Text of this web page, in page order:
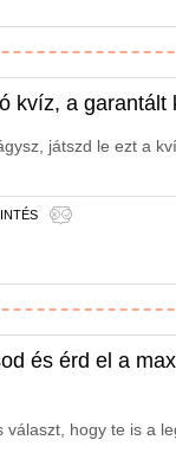
kvíz, a garantált
játszd le ezt a
és érd el a
választ, hogy te is a